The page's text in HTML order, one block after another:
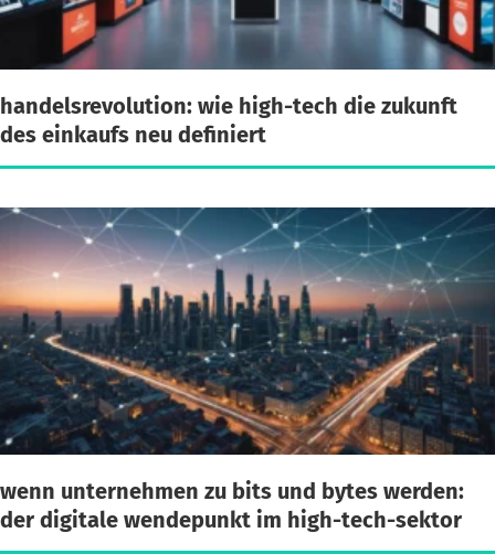
handelsrevolution: wie high-tech die zukunft
des einkaufs neu definiert
wenn unternehmen zu bits und bytes werden:
der digitale wendepunkt im high-tech-sektor